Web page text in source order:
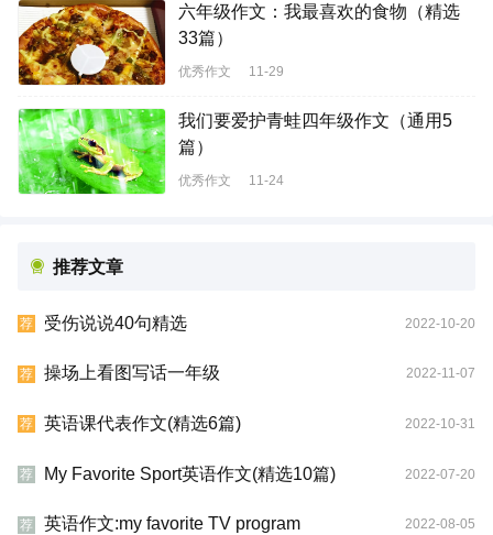
六年级作文：我最喜欢的食物（精选
33篇）
优秀作文 11-29
我们要爱护青蛙四年级作文（通用5
篇）
优秀作文 11-24
推荐文章
荐 受伤说说40句精选 2022-10-20
荐 操场上看图写话一年级 2022-11-07
荐 英语课代表作文(精选6篇) 2022-10-31
荐 My Favorite Sport英语作文(精选10篇) 2022-07-20
荐 英语作文:my favorite TV program 2022-08-05